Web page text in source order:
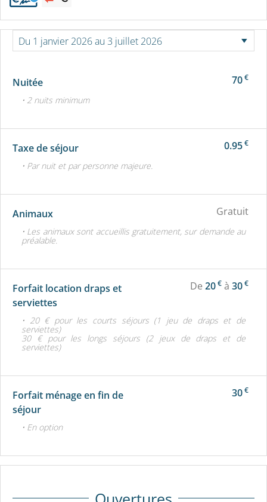
Nuitée 70€
• 2 nuits minimum
Taxe de séjour 0.95€
• Par nuit et par personne majeure.
Animaux Gratuit
• Les animaux sont accueillis gratuitement, sur demande au
préalable.
Forfait location draps et
serviettes
De 20€ à 30€
• 20 € pour les courts séjours (1 jeu de draps et de
serviettes)
30 € pour les longs séjours (2 jeux de draps et de
serviettes)
Forfait ménage en fin de
séjour
30€
• En option